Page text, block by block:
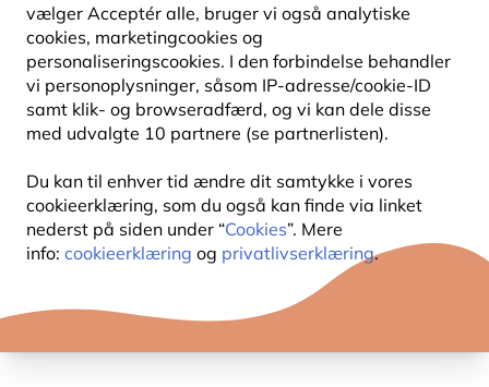
vælger Acceptér alle, bruger vi også analytiske
cookies, marketingcookies og
personaliseringscookies. I den forbindelse behandler
vi personoplysninger, såsom IP-adresse/cookie-ID
samt klik- og browseradfærd, og vi kan dele disse
med udvalgte 10 partnere (se partnerlisten).
Du kan til enhver tid ændre dit samtykke i vores
cookieerklæring, som du også kan finde via linket
nederst på siden under “Cookies”. Mere
info: cookieerklæring og privatlivserklæring.